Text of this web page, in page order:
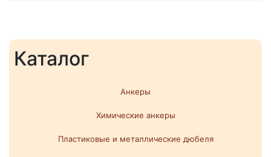
Каталог
Анкеры
Химические анкеры
Пластиковые и металлические дюбеля